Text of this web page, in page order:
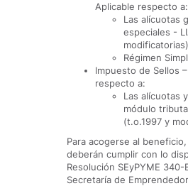
Aplicable respecto a:
Las alícuotas
especiales -
modificatorias)
Régimen
Impuesto de Sellos
respecto a:
Las alícuotas
módulo
(t.o.1997 y
Para acogerse al
deberán cumplir con lo
Resolución SEyPYME 340-
Secretaría de